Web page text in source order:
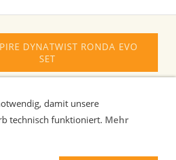
DYNATWIST RONDA EVO
SET
damit unsere
technisch funktioniert. Mehr